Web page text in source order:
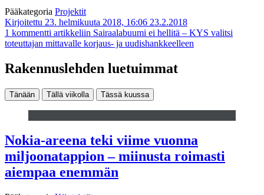
Pääkategoria Projektit
Kirjoitettu 23. helmikuuta 2018, 16:06 23.2.2018
1 kommentti artikkeliin Sairaalabuumi ei hellitä – KYS valitsi
toteuttajan mittavalle korjaus- ja uudishankkeelleen
Rakennuslehden luetuimmat
Tänään Tällä viikolla Tässä kuussa
Nokia-areena teki viime vuonna
miljoonatappion – miinusta roimasti
aiempaa enemmän